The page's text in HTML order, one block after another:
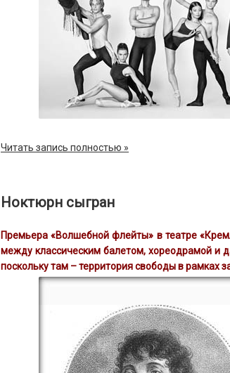
Читать запись полностью »
Ноктюрн сыгран
Премьера «Волшебной флейты» в театре
между классическим балетом, хореодрамой и
поскольку там – территория свободы в рамках